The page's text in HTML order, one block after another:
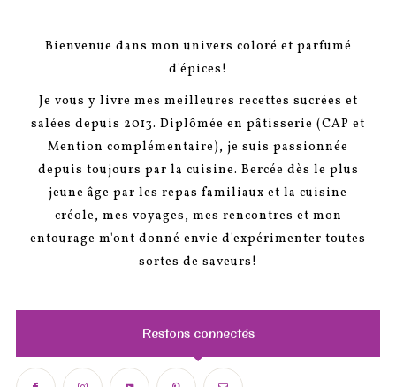
Bienvenue dans mon univers coloré et parfumé
d'épices!
Je vous y livre mes meilleures recettes sucrées et
salées depuis 2013. Diplômée en pâtisserie (CAP et
Mention complémentaire), je suis passionnée
depuis toujours par la cuisine. Bercée dès le plus
jeune âge par les repas familiaux et la cuisine
créole, mes voyages, mes rencontres et mon
entourage m'ont donné envie d'expérimenter toutes
sortes de saveurs!
Restons connectés